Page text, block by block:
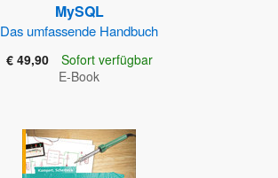
MySQL
Das umfassende Handbuch
€ 49,90
Sofort verfügbar
E-Book